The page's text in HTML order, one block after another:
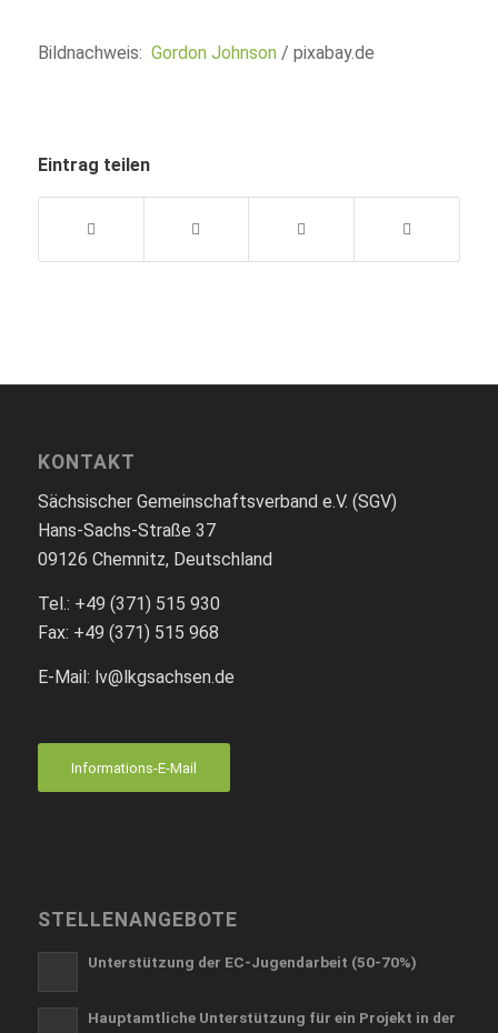
Bildnachweis: Gordon Johnson/ pixabay.de
Eintrag teilen
KONTAKT
Sächsischer Gemeinschaftsverband e.V. (SGV)
Hans-Sachs-Straße 37
09126 Chemnitz, Deutschland
Tel.: +49 (371) 515 930
Fax: +49 (371) 515 968
E-Mail: lv@lkgsachsen.de
Informations-E-Mail
STELLENANGEBOTE
Unterstützung der EC-Jugendarbeit (50-70%)
Hauptamtliche Unterstützung für ein Projekt in der